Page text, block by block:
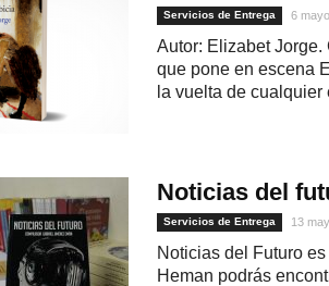
Servicios de Entrega 6
Autor: Elizabet Jorge.
que pone en escena
la vuelta de cualquier
Noticias del
Servicios de Entrega 13
Noticias del Futuro
Heman podrás